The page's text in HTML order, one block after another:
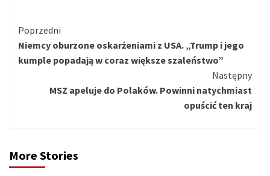
Kontynuuj
czytanie
Poprzedni
Niemcy oburzone oskarżeniami z USA. „Trump i jego
kumple popadają w coraz większe szaleństwo”
Następny
MSZ apeluje do Polaków. Powinni natychmiast
opuścić ten kraj
More Stories